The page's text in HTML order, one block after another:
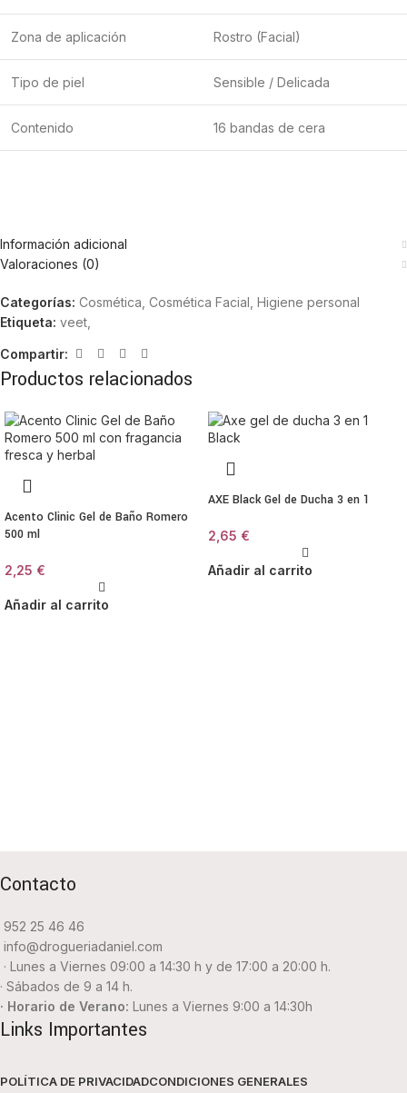
Zona de aplicación Rostro (Facial)
Tipo de piel Sensible / Delicada
Contenido 16 bandas de cera
Información adicional
Valoraciones (0)
Categorías: Cosmética Cosmética Facial Higiene personal
Etiqueta: veet,
Compartir:
Productos relacionados
Acento Clinic Gel de Baño Romero
500 ml
2,25 €
Añadir al carrito
AXE Black Gel de Ducha 3 en 1
2,65 €
Añadir al carrito
Contacto
952 25 46 46
info@drogueriadaniel.com
· Lunes a Viernes 09:00 a 14:30 h y de 17:00 a 20:00 h.
· Sábados de 9 a 14 h.
· Horario de Verano: Lunes a Viernes 9:00 a 14:30h
Links Importantes
POLÍTICA DE PRIVACIDADCONDICIONES GENERALES